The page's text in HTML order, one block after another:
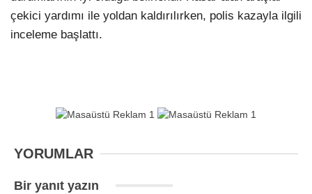
çekici yardımı ile yoldan kaldırılırken, polis kazayla ilgili
inceleme başlattı.
YORUMLAR
Bir yanıt yazın